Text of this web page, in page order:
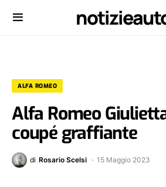
ALFA ROMEO
Alfa Romeo
coupé graffiante
di Rosario Scelsi 15 Maggio 2023